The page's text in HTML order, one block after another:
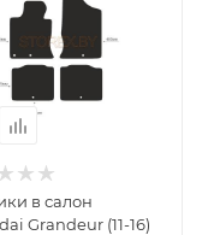
в салон
Grandeur (11-16)